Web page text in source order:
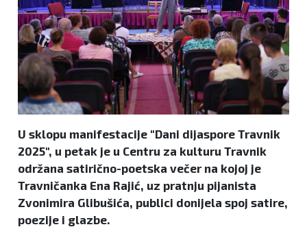
U sklopu manifestacije "Dani dijaspore Travnik
2025", u petak je u Centru za kulturu Travnik
održana satirično-poetska večer na kojoj je
Travničanka Ena Rajić, uz pratnju pijanista
Zvonimira Glibušića, publici donijela spoj satire,
poezije i glazbe.